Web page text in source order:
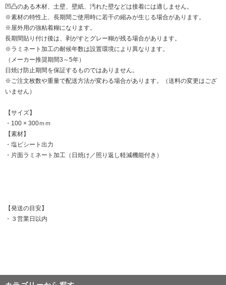
凹凸のある木材、土壁、壁紙、汚れた壁などは接着には適しません。
※素材の特性上、長期間ご使用時に若干の縮みが生じる場合があります。
※屋外用の強粘着糊になります。
長期間貼り付け後は、剥がすとグレー糊が残る場合があります。
※ラミネート加工の耐候年数は設置環境により異なります。
（メーカー推奨期間3～5年）
日焼け防止期間を保証するものではありません。
※ご注文枚数や重量で配送方法が変わる場合があります。（送料の変更はござ
いません）
【サイズ】
・100 × 300ｍｍ
【素材】
・塩ビシート出力
・片面ラミネート加工（日焼け／照り返し軽減機能付き）
【発送の目安】
・３営業日以内